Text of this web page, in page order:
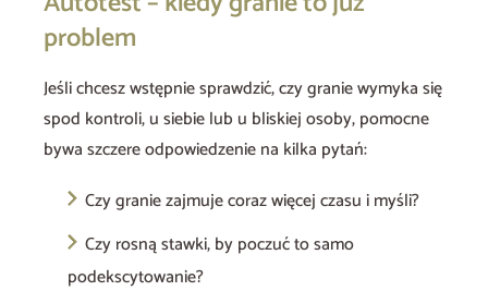
problem
Jeśli chcesz wstępnie sprawdzić, czy granie wymyka się
spod kontroli, u siebie lub u bliskiej osoby, pomocne
bywa szczere odpowiedzenie na kilka pytań:
Czy granie zajmuje coraz więcej czasu i myśli?
Czy rosną stawki, by poczuć to samo
podekscytowanie?